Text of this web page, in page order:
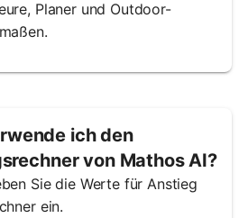
Planer und Outdoor-
ich den
von Mathos AI?
Sie die Werte für Anstieg
ein.